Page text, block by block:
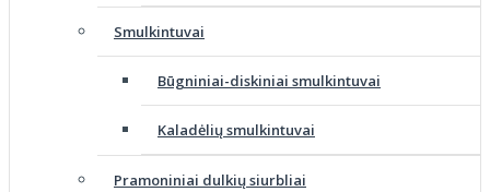
Smulkintuvai
Būgniniai-diskiniai smulkintuvai
Kaladėlių smulkintuvai
Pramoniniai dulkių siurbliai